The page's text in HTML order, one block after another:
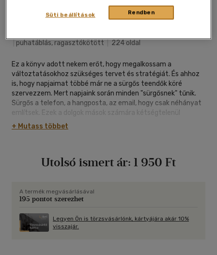
puhatáblás, ragasztókötött 224 oldal
Ez a könyv adott nekem erőt, hogy megalkossam a
változtatásokhoz szükséges tervet és stratégiát. És ahhoz
is, hogy napjaimat többé már ne a sürgős teendők köré
szervezzem. Mert napjaink során minden "sürgősnek" tűnik.
Sürgős a telefon, a hangposta, az email, hogy csak néhányat
említsek. Ezek a dolgok mások számára kétségtelenül
fontosak. És ha te magad nem vagy tisztában azzal, hogy
hová akarsz eljutni az életed során, mások prioritásai fogják
már látom a céljaimat. Méghozzá tisztán. Ugyanúgy, ahogy a
neked szeretném megköszönni, Hyrum. Te vagy, aki
megváltoztattad az életemet. Ahogy a te életedet is
alkalmazod is a könyvben leírt módszereket. Ken Blanchard,
az egyperces menedzser társszerzője
+ Mutass többet
Utolsó ismert ár: 1 950 Ft
A termék megvásárlásával
195 pontot szerezhet
Legyen Ön is törzsvásárlónk, kártyájára akár 10%
visszajár.
Rendben
Süti beállítások